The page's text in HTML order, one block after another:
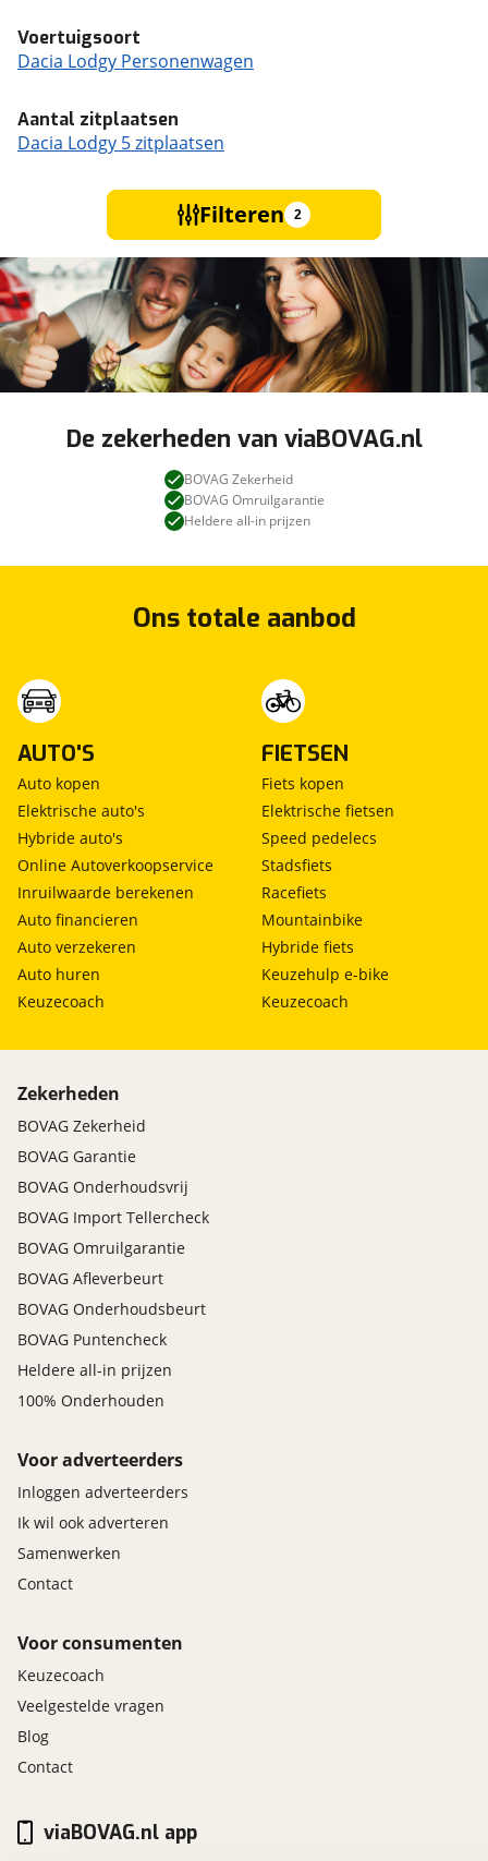
Voertuigsoort
Dacia Lodgy Personenwagen
Aantal zitplaatsen
Dacia Lodgy 5 zitplaatsen
Filteren 2
De zekerheden van viaBOVAG.nl
BOVAG Zekerheid
BOVAG Omruilgarantie
Heldere all-in prijzen
Ons totale aanbod
AUTO'S
Auto kopen
Elektrische auto's
Hybride auto's
Online Autoverkoopservice
Inruilwaarde berekenen
Auto financieren
Auto verzekeren
Auto huren
Keuzecoach
FIETSEN
Fiets kopen
Elektrische fietsen
Speed pedelecs
Stadsfiets
Racefiets
Mountainbike
Hybride fiets
Keuzehulp e-bike
Keuzecoach
Zekerheden
BOVAG Zekerheid
BOVAG Garantie
BOVAG Onderhoudsvrij
BOVAG Import Tellercheck
BOVAG Omruilgarantie
BOVAG Afleverbeurt
BOVAG Onderhoudsbeurt
BOVAG Puntencheck
Heldere all-in prijzen
100% Onderhouden
Voor adverteerders
Inloggen adverteerders
Ik wil ook adverteren
Samenwerken
Contact
Voor consumenten
Keuzecoach
Veelgestelde vragen
Blog
Contact
viaBOVAG.nl app